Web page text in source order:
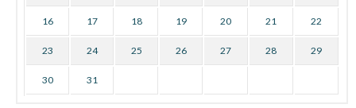
16 17 18 19 20 21 22
23 24 25 26 27 28 29
30 31